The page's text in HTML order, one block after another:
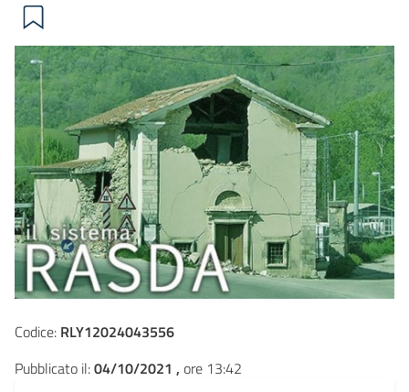
Codice: RLY12024043556
Pubblicato il:04/10/2021 , ore 13:42